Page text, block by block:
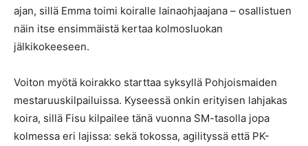
ajan, sillä Emma toimi koiralle lainaohjaajana – osallistuen
näin itse ensimmäistä kertaa kolmosluokan
jälkikokeeseen.
Voiton myötä koirakko starttaa syksyllä Pohjoismaiden
mestaruuskilpailuissa. Kyseessä onkin erityisen lahjakas
koira, sillä Fisu kilpailee tänä vuonna SM-tasolla jopa
kolmessa eri lajissa: sekä tokossa, agilityssä että PK-